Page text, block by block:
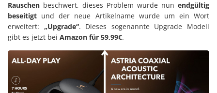
Rauschen beschwert, dieses Problem wurde nun endgültig
beseitigt und der neue Artikelname wurde um ein Wort
erweitert: „Upgrade“. Dieses sogenannte Upgrade Modell
gibt es jetzt bei Amazon für 59,99€.